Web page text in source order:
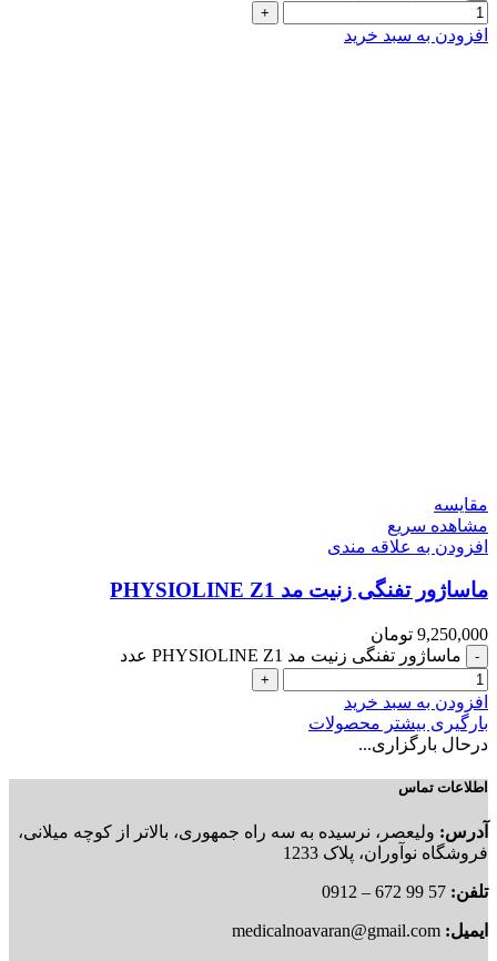
افزودن به سبد خرید
مقایسه
مشاهده سریع
افزودن به علاقه مندی
ماساژور تفنگی زنیت مد PHYSIOLINE Z1
9,250,000 تومان
ماساژور تفنگی زنیت مد PHYSIOLINE Z1 عدد
افزودن به سبد خرید
بارگیری بیشتر محصولات
درحال بارگزاری...
اطلاعات تماس
آدرس: ولیعصر، نرسیده به سه راه جمهوری، بالاتر از کوچه میلانی،
فروشگاه نوآوران، پلاک 1233
تلفن: 57 99 672 – 0912
ایمیل: